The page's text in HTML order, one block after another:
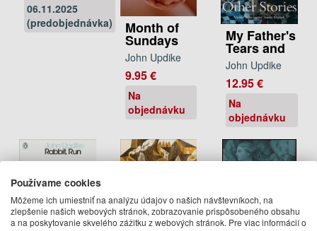
06.11.2025
(predobjednávka)
Month of
Sundays
John Updike
9.95 €
Na
objednávku
My Father's
Tears and
John Updike
12.95 €
Na
objednávku
Používame cookies
Môžeme ich umiestniť na analýzu údajov o našich návštevníkoch, na
zlepšenie našich webových stránok, zobrazovanie prispôsobeného obsahu
a na poskytovanie skvelého zážitku z webových stránok. Pre viac informácií o